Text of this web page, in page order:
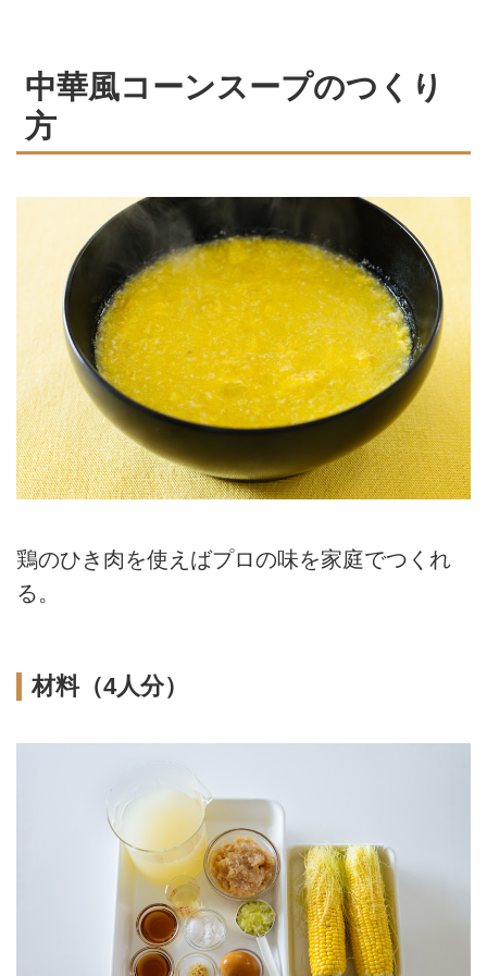
中華風コーンスープのつくり
方
鶏のひき肉を使えばプロの味を家庭でつくれ
る。
材料（4人分）